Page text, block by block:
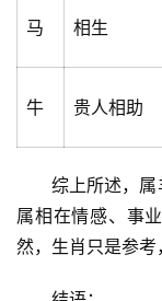
列
讯
马 相生
牛 贵人相助
综上所述，
属相在情感、事
然，生肖只是参考